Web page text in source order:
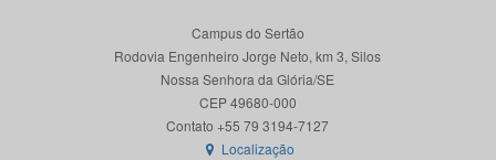
Campus do Sertão
Rodovia Engenheiro Jorge Neto, km 3, Silos
Nossa Senhora da Glória/SE
CEP 49680-000
Localização